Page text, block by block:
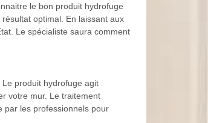
le bon produit hydrofuge
optimal. En laissant aux
Le spécialiste saura comment
produit hydrofuge agit
votre mur. Le traitement
par les professionnels pour